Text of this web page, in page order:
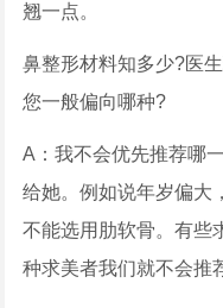
翘一点。
鼻整形材料知多少?医
您一般偏向哪种?
A：我不会优先推荐哪
给她。例如说年岁偏大
不能选用肋软骨。有些
种求美者我们就不会推